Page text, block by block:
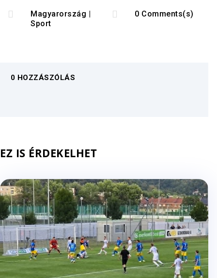
 Magyarország
Sport
 0 Comments(s)
0 HOZZÁSZÓLÁS
EZ IS ÉRDEKELHET